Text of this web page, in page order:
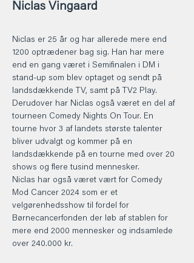
Niclas Vingaard
Niclas er 25 år og har allerede mere end
1200 optrædener bag sig. Han har mere
end en gang været i Semifinalen i DM i
stand-up som blev optaget og sendt på
landsdækkende TV, samt på TV2 Play.
Derudover har Niclas også været en del af
tourneen Comedy Nights On Tour. En
tourne hvor 3 af landets største talenter
bliver udvalgt og kommer på en
landsdækkende på en tourne med over 20
shows og flere tusind mennesker.
Niclas har også været vært for Comedy
Mod Cancer 2024 som er et
velgørenhedsshow til fordel for
Børnecancerfonden der løb af stablen for
mere end 2000 mennesker og indsamlede
over 240.000 kr.